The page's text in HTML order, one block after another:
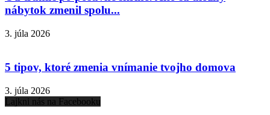
nábytok zmenil spolu...
3. júla 2026
5 tipov, ktoré zmenia vnímanie tvojho domova
3. júla 2026
Lajkni nás na Facebooku